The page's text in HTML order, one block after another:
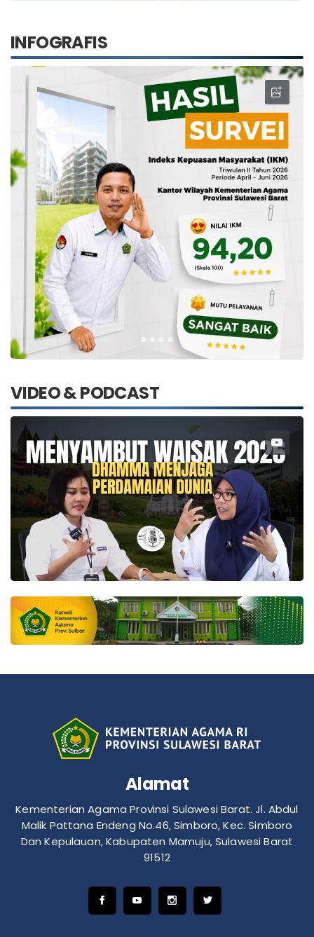
INFOGRAFIS
VIDEO & PODCAST
Alamat
Kementerian Agama Provinsi Sulawesi Barat. Jl. Abdul
Malik Pattana Endeng No.46, Simboro, Kec. Simboro
Dan Kepulauan, Kabupaten Mamuju, Sulawesi Barat
91512